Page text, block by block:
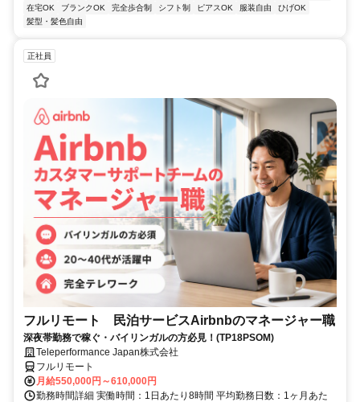
在宅OK
ブランクOK 完全歩合制 シフト制 ピアスOK 服装自由
ひげOK
髪型・髪色自由
正社員
フルリモート 民泊サービスAirbnbのマネージャー職
深夜帯勤務で稼ぐ・バイリンガルの方必見！(TP18PSOM)
Teleperformance Japan株式会社
フルリモート
月給550,000円～610,000円
勤務時間詳細 実働時間：1日あたり8時間 平均勤務日数：1ヶ月あた